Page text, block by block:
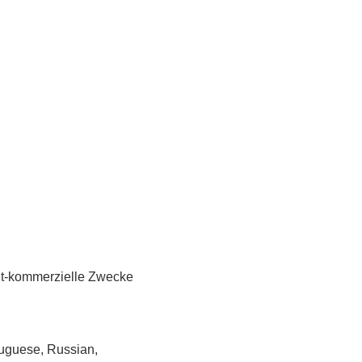
kommerzielle Zwecke
Russian,